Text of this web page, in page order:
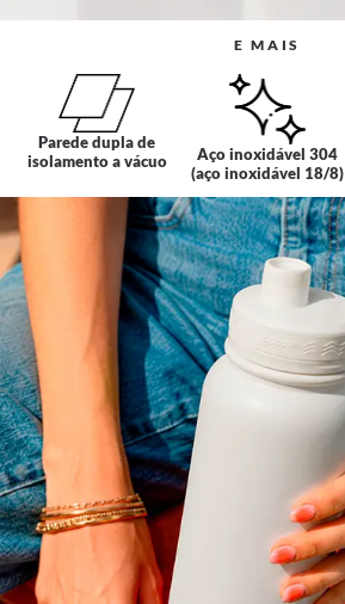
E MAIS
Parede dupla de
isolamento a vácuo
Aço inoxidável 304
(aço inoxidável 18/8)